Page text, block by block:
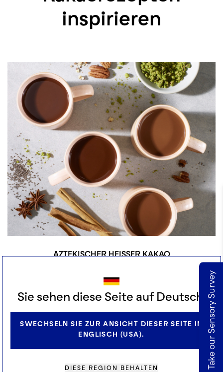
Sie sehen diese Seite auf Deutsch.
SWECHSELN SIE ZUR ANSICHT DIESER SEITE IN
ENGLISCH (USA).
DIESE REGION BEHALTEN
inspirieren
AZTEKISCHER HEISSER KAKAO
Take our Sensory Survey